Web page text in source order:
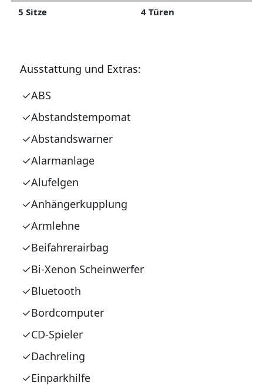
5 Sitze
4 Türen
Ausstattung und Extras:
ABS
Abstandstempomat
Abstandswarner
Alarmanlage
Alufelgen
Anhängerkupplung
Armlehne
Beifahrerairbag
Bi-Xenon Scheinwerfer
Bluetooth
Bordcomputer
CD-Spieler
Dachreling
Einparkhilfe